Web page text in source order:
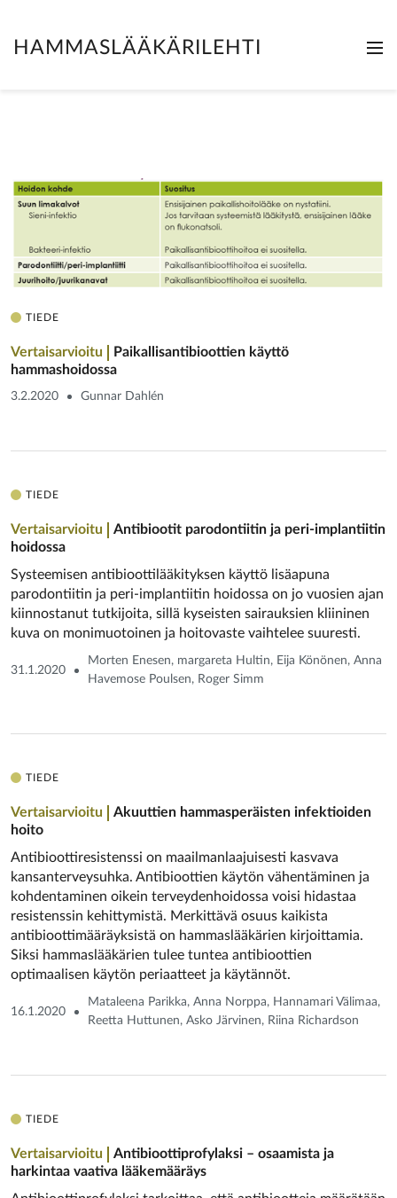
HAMMASLÄÄKÄRILEHTI
TIEDE
Vertaisarvioitu
Paikallisantibioottien käyttö
hammashoidossa
3.2.2020 Gunnar Dahlén
TIEDE
Vertaisarvioitu
Antibiootit parodontiitin ja peri-implantiitin
hoidossa
Systeemisen antibioottilääkityksen käyttö lisäapuna
parodontiitin ja peri-implantiitin hoidossa on jo vuosien ajan
kiinnostanut tutkijoita, sillä kyseisten sairauksien kliininen
kuva on monimuotoinen ja hoitovaste vaihtelee suuresti.
31.1.2020
Morten Enesen, margareta Hultin, Eija Könönen, Anna
Havemose Poulsen, Roger Simm
TIEDE
Vertaisarvioitu
Akuuttien hammasperäisten infektioiden
hoito
Antibioottiresistenssi on maailmanlaajuisesti kasvava
kansanterveysuhka. Antibioottien käytön vähentäminen ja
kohdentaminen oikein terveydenhoidossa voisi hidastaa
resistenssin kehittymistä. Merkittävä osuus kaikista
antibioottimääräyksistä on hammaslääkärien kirjoittamia.
Siksi hammaslääkärien tulee tuntea antibioottien
optimaalisen käytön periaatteet ja käytännöt.
16.1.2020
Mataleena Parikka, Anna Norppa, Hannamari Välimaa,
Reetta Huttunen, Asko Järvinen, Riina Richardson
TIEDE
Vertaisarvioitu
Antibioottiprofylaksi – osaamista ja
harkintaa vaativa lääkemääräys